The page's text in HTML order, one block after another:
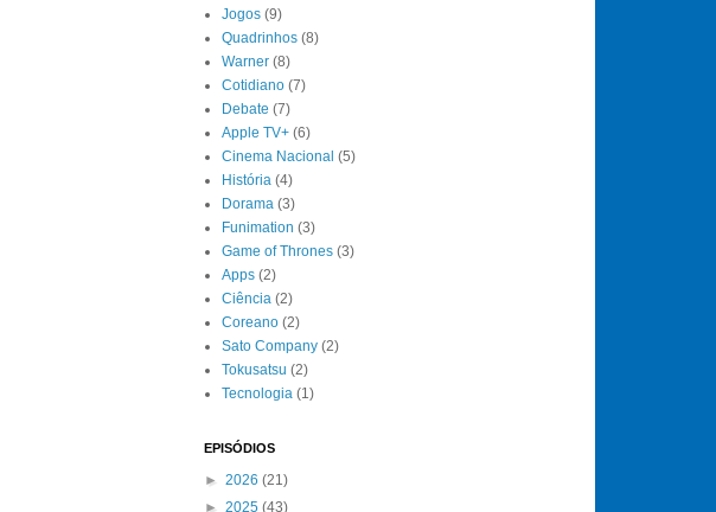
Jogos (9)
Quadrinhos (8)
Warner (8)
Cotidiano (7)
Debate (7)
Apple TV+ (6)
Cinema Nacional (5)
História (4)
Dorama (3)
Funimation (3)
Game of Thrones (3)
Apps (2)
Ciência (2)
Coreano (2)
Sato Company (2)
Tokusatsu (2)
Tecnologia (1)
EPISÓDIOS
► 2026 (21)
► 2025 (43)